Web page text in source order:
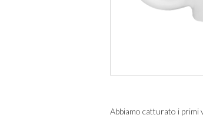
Abbiamo catturato i primi